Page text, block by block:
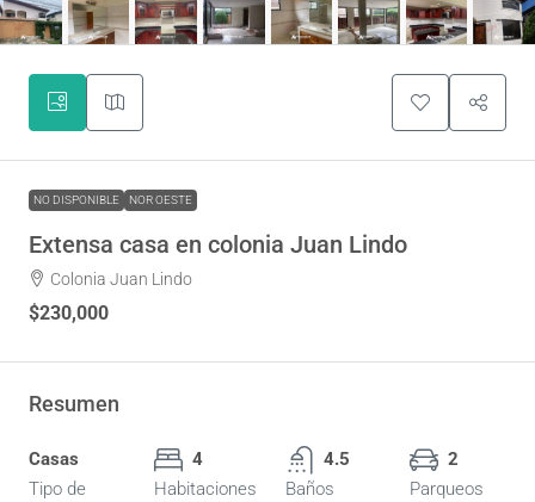
NO DISPONIBLE NOR OESTE
Extensa casa en colonia Juan Lindo
Colonia Juan Lindo
$230,000
Resumen
Casas
Tipo de
4
Habitaciones
4.5
Baños
2
Parqueos